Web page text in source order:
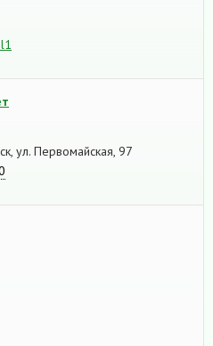
ул. Первомайская, 97